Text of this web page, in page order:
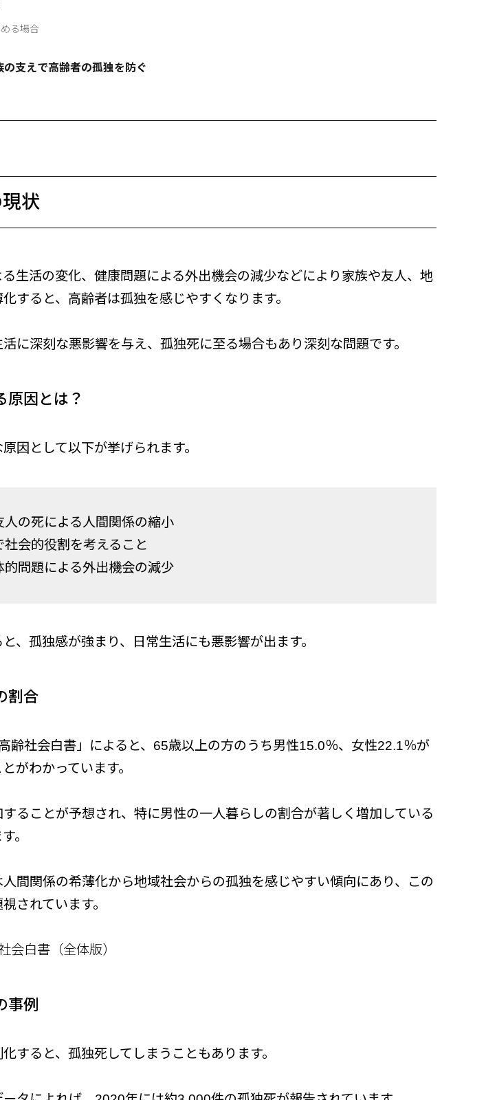
る場合
支えで高齢者の孤独を防ぐ
状
生活の変化、健康問題による外出機会の減少などにより家族や友人、地
すると、高齢者は孤独を感じやすくなります。
に深刻な悪影響を与え、孤独死に至る場合もあり深刻な問題です。
原因とは？
因として以下が挙げられます。
人の死による人間関係の縮小
社会的役割を考えること
的問題による外出機会の減少
、孤独感が強まり、日常生活にも悪影響が出ます。
割合
齢社会白書」によると、65歳以上の方のうち男性15.0％、女性22.1％が
がわかっています。
ることが予想され、特に男性の一人暮らしの割合が著しく増加している
。
間関係の希薄化から地域社会からの孤独を感じやすい傾向にあり、この
されています。
会白書（全体版）
事例
すると、孤独死してしまうこともあります。